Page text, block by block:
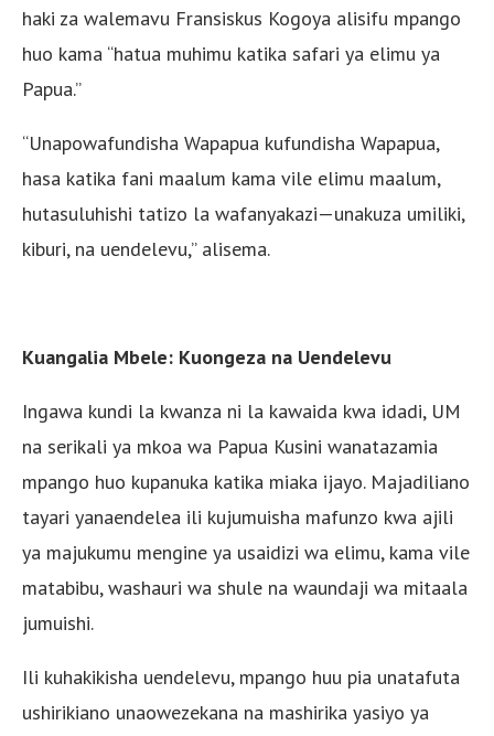
haki za walemavu Fransiskus Kogoya alisifu mpango
huo kama “hatua muhimu katika safari ya elimu ya
Papua.”
“Unapowafundisha Wapapua kufundisha Wapapua,
hasa katika fani maalum kama vile elimu maalum,
hutasuluhishi tatizo la wafanyakazi—unakuza umiliki,
kiburi, na uendelevu,” alisema.
Kuangalia Mbele: Kuongeza na Uendelevu
Ingawa kundi la kwanza ni la kawaida kwa idadi, UM
na serikali ya mkoa wa Papua Kusini wanatazamia
mpango huo kupanuka katika miaka ijayo. Majadiliano
tayari yanaendelea ili kujumuisha mafunzo kwa ajili
ya majukumu mengine ya usaidizi wa elimu, kama vile
matabibu, washauri wa shule na waundaji wa mitaala
jumuishi.
Ili kuhakikisha uendelevu, mpango huu pia unatafuta
ushirikiano unaowezekana na mashirika yasiyo ya